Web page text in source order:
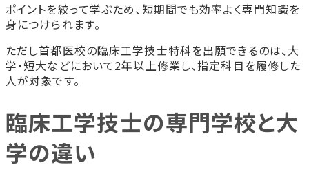
ポイントを絞って学ぶため、短期間でも効率よく専門知識を
身につけられます。
ただし首都医校の臨床工学技士特科を出願できるのは、大
学・短大などにおいて2年以上修業し、指定科目を履修した
人が対象です。
臨床工学技士の専門学校と大
学の違い